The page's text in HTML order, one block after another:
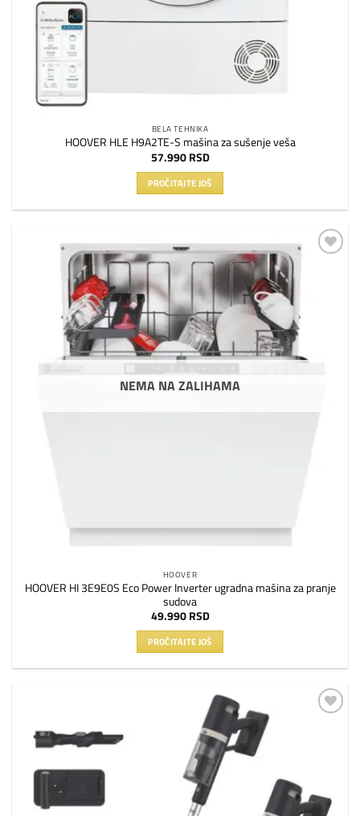
BELA TEHNIKA
HOOVER HLE H9A2TE-S mašina za sušenje veša
57.990 RSD
PROČITAJTE JOŠ
NEMA NA ZALIHAMA
HOOVER
HOOVER HI 3E9E0S Eco Power Inverter ugradna mašina za pranje
sudova
49.990 RSD
PROČITAJTE JOŠ